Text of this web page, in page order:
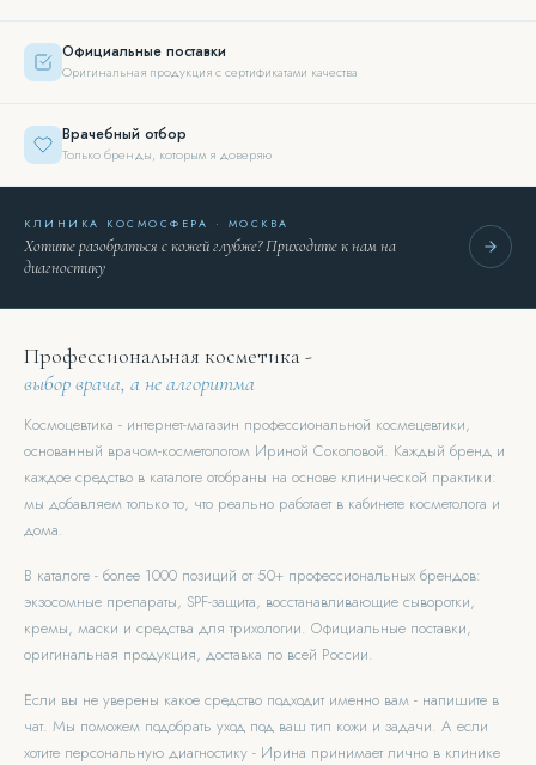
Официальные поставки
Оригинальная продукция с сертификатами качества
Врачебный отбор
Только бренды, которым я доверяю
КЛИНИКА КОСМОСФЕРА · МОСКВА
Хотите разобраться с кожей глубже? Приходите к нам на
диагностику
Профессиональная косметика -
выбор врача, а не алгоритма
Космоцевтика - интернет-магазин профессиональной космецевтики,
основанный врачом-косметологом Ириной Соколовой. Каждый бренд и
каждое средство в каталоге отобраны на основе клинической практики:
мы добавляем только то, что реально работает в кабинете косметолога и
дома.
В каталоге - более 1000 позиций от 50+ профессиональных брендов:
экзосомные препараты, SPF-защита, восстанавливающие сыворотки,
кремы, маски и средства для трихологии. Официальные поставки,
оригинальная продукция, доставка по всей России.
Если вы не уверены какое средство подходит именно вам - напишите в
чат. Мы поможем подобрать уход под ваш тип кожи и задачи. А если
хотите персональную диагностику - Ирина принимает лично в клинике